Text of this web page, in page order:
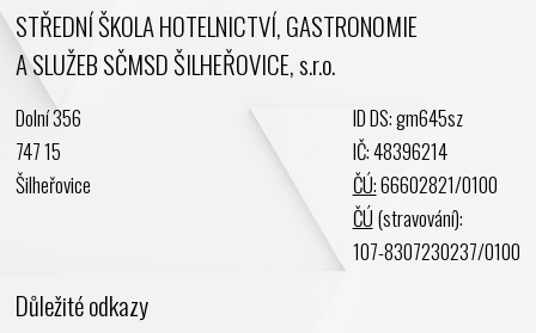
Duben 2024
Březen 2024
Leden 2024
Listopad 2023
Srpen 2023
STŘEDNÍ ŠKOLA HOTELNICTVÍ, GASTRONOMIE
A SLUŽEB SČMSD ŠILHEŘOVICE, s.r.o.
Dolní 356
747 15
Šilheřovice
ID DS: gm645sz
IČ: 48396214
ČÚ:66602821/0100
ČÚ (stravování):
107-8307230237/0100
Důležité odkazy